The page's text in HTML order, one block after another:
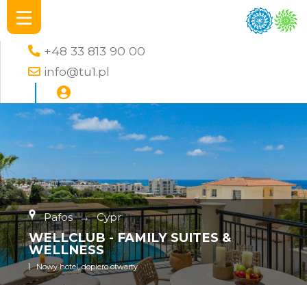
+48 33 813 90 00
info@tu1.pl
Pafos → Cypr
WELLCLUB - FAMILY SUITES &
WELLNESS
Nowy hotel, dopiero otwarty